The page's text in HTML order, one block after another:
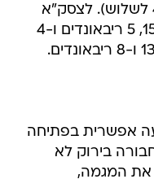
וסטפנו מנצ'ינלי קלע 13 (3 מ-4 לשלוש). לצסק"א
קלעו ג'אמונט גורדון שסיים עם 15, 5 ריבאונדים ו-4
אפשרית בפתיחה
1:5, אבל החבורה בירוק לא
את המגמה,